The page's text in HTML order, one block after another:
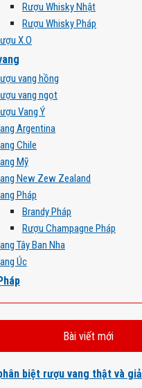
Rượu Whisky Nhật
Rượu Whisky Pháp
X.O
vang hồng
vang ngọt
Vang Ý
Argentina
Chile
Mỹ
New Zew Zealand
Pháp
Brandy Pháp
Rượu Champagne Pháp
Tây Ban Nha
Úc
Bài viết mới
biệt rượu vang thật và giả